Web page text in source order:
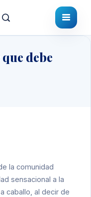
debe
la comunidad
sensacional a la
caballo, al decir de